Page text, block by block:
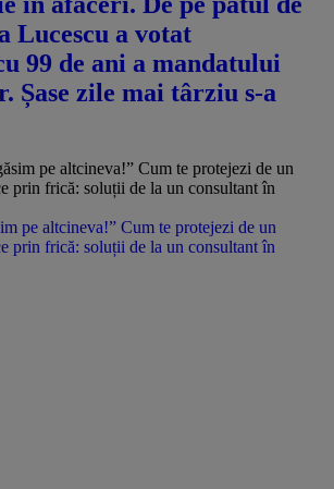
Lucescu a votat
99 de ani a mandatului
Șase zile mai târziu s-a
pe altcineva!” Cum te protejezi de un
prin frică: soluții de la un consultant în